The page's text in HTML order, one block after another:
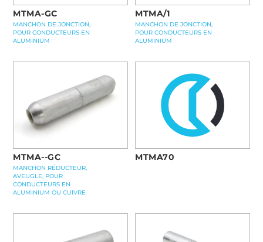
MTMA-GC
MANCHON DE JONCTION,
POUR CONDUCTEURS EN
ALUMINIUM
MTMA/1
MANCHON DE JONCTION,
POUR CONDUCTEURS EN
ALUMINIUM
MTMA--GC
MANCHON RÉDUCTEUR,
AVEUGLE, POUR
CONDUCTEURS EN
ALUMINIUM OU CUIVRE
MTMA70